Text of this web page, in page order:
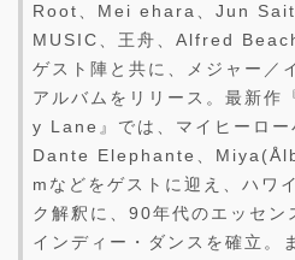
Root、Mei ehara、Jun
MUSIC、王舟、Alfred
ゲスト陣と共に、メジャー／
アルバムをリリース。最新
y Lane』では、マイヒーロ
Dante Elephante、
mなどをゲストに迎え、ハワ
ク解釈に、90年代のエッセン
インディー・ダンスを確立。